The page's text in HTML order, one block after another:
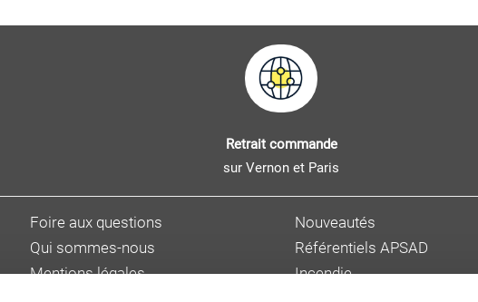
Retrait commande
sur Vernon et Paris
Foire aux questions
Qui sommes-nous
Mentions légales
Nouveautés
Référentiels APSAD
Incendie